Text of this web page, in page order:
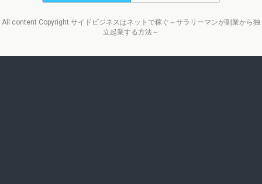
All content Copyright サイドビジネスはネットで稼ぐ～サラリーマンが副業から独
立起業する方法～